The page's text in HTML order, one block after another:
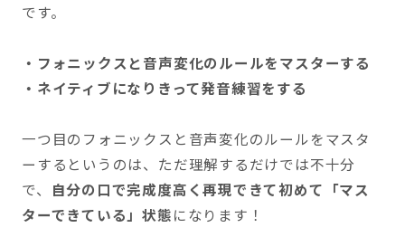
です。
・フォニックスと音声変化のルールをマスターする
・ネイティブになりきって発音練習をする
一つ目のフォニックスと音声変化のルールをマスタ
ーするというのは、ただ理解するだけでは不十分
で、
自分の口で完成度高く再現できて初めて「マス
ターできている」状態になります！